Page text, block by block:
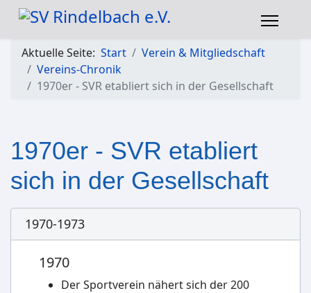
Aktuelle Seite: Start
Verein & Mitgliedschaft
Vereins-Chronik
1970er - SVR etabliert sich in der Gesellschaft
1970er - SVR etabliert
sich in der Gesellschaft
1970-1973
1970
Der Sportverein nähert sich der 200